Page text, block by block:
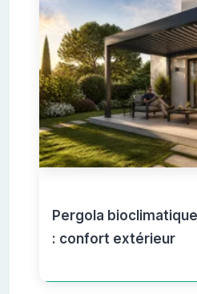
Pergola
: confort extérieur